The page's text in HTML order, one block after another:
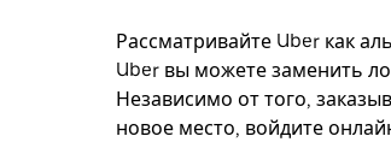
Рассматривайте Uber как
Uber вы можете заменить
Независимо от того,
новое место, войдите